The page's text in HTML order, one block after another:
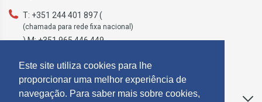
Este site utiliza cookies para lhe
proporcionar uma melhor experiência de
navegação. Para saber mais sobre cookies,
T: +351 244 401 897 (
(chamada para rede fixa nacional)
) M: +351 965 446 449
Apoio ao Cliente